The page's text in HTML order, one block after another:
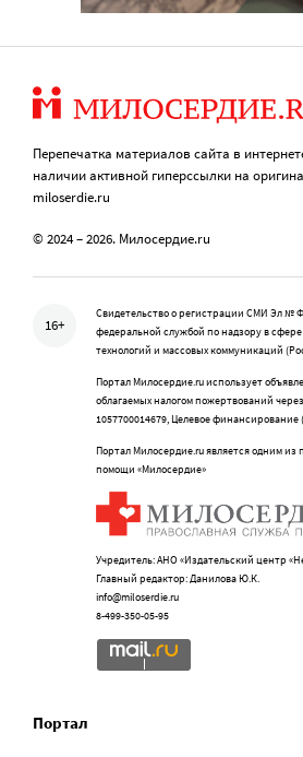
Перепечатка материалов сайта в
наличии активной гиперссылки на
miloserdie.ru
© 2024 – 2026. Милосердие.ru
16+
Свидетельство о регистрации СМИ Эл №
федеральной службой по надзору в
технологий и массовых коммуникаций
Портал Милосердие.ru использует
облагаемых налогом пожертвований
1057700014679, Целевое финансирование
Портал Милосердие.ru является одним из
помощи «Милосердие»
Учредитель: АНО «Издательский центр
Главный редактор: Данилова Ю.К.
info@miloserdie.ru
8-499-350-05-95
Портал